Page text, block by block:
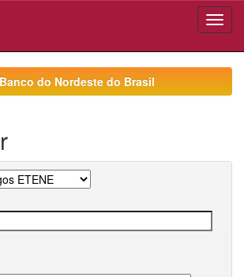
do Nordeste do Brasil